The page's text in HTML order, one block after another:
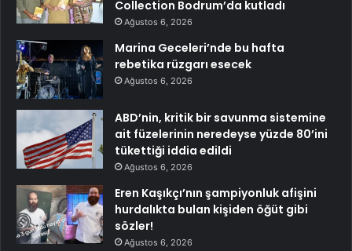
Collection Bodrum’da kutladı
Ağustos 6, 2026
Marina Geceleri’nde bu hafta
rebetika rüzgarı esecek
Ağustos 6, 2026
ABD’nin, kritik bir savunma sistemine
ait füzelerinin neredeyse yüzde 80’ini
tükettiği iddia edildi
Ağustos 6, 2026
Eren Kaşıkçı’nın şampiyonluk afişini
hurdalıkta bulan kişiden öğüt gibi
sözler!
Ağustos 6, 2026